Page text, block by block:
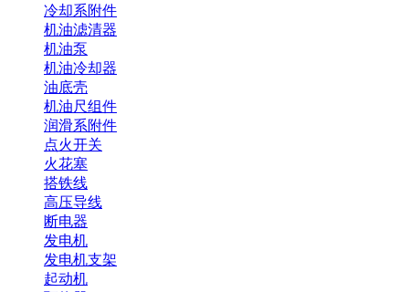
冷却系附件
机油滤清器
机油泵
机油冷却器
油底壳
机油尺组件
润滑系附件
点火开关
火花塞
搭铁线
高压导线
断电器
发电机
发电机支架
起动机